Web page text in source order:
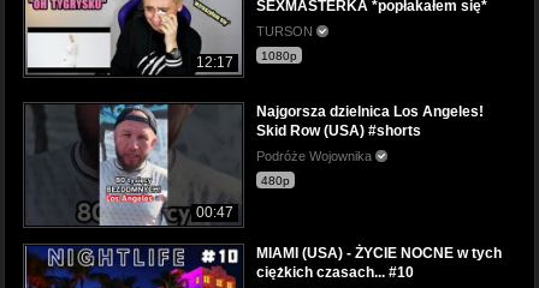
12:17
SEXMASTERKA *popłakałem się*
TURSON
1080p
00:47
Najgorsza dzielnica Los Angeles!
Skid Row (USA) #shorts
Podróże Wojownika
480p
MIAMI (USA) - ŻYCIE NOCNE w tych
ciężkich czasach... #10